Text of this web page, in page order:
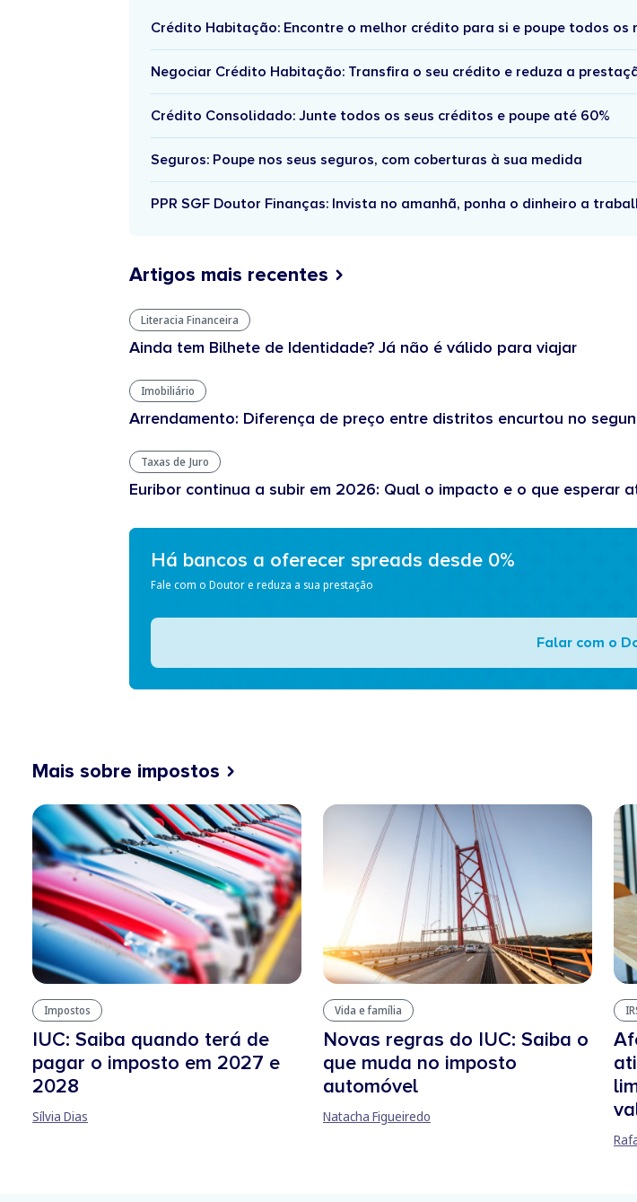
Crédito Habitação: Encontre o melhor crédito para si e poupe todos os
Negociar Crédito Habitação: Transfira o seu crédito e reduza a
Crédito Consolidado: Junte todos os seus créditos e poupe até 60%
Seguros: Poupe nos seus seguros, com coberturas à sua medida
PPR SGF Doutor Finanças: Invista no amanhã, ponha o dinheiro a
Artigos mais recentes
Literacia Financeira
Ainda tem Bilhete de Identidade? Já não é válido para viajar
Imobiliário
Arrendamento: Diferença de preço entre distritos encurtou no
Taxas de Juro
Euribor continua a subir em 2026: Qual o impacto e o que esperar
Há bancos a oferecer spreads desde 0%
Fale com o Doutor e reduza a sua prestação
Falar com o
Mais sobre impostos
Impostos
IUC: Saiba quando terá de
pagar o imposto em 2027 e
2028
Sílvia Dias
Vida e família
Novas regras do IUC: Saiba o
que muda no imposto
automóvel
Natacha Figueiredo